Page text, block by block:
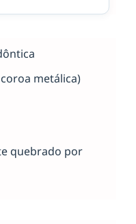
metálica)
quebrado por